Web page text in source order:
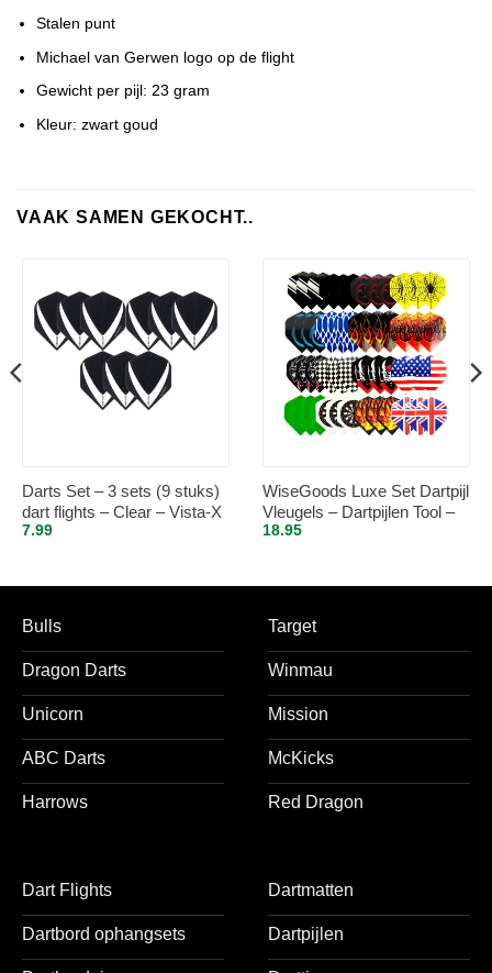
Stalen punt
Michael van Gerwen logo op de flight
Gewicht per pijl: 23 gram
Kleur: zwart goud
VAAK SAMEN GEKOCHT..
Darts Set – 3 sets (9 stuks)
dart flights – Clear – Vista-X
7.99
WiseGoods Luxe Set Dartpijl
Vleugels – Dartpijlen Tool –
Dart Flights – Tools Darts –
18.95
Bulls
Dragon Darts
Unicorn
ABC Darts
Harrows
Target
Winmau
Mission
McKicks
Red Dragon
Dart Flights
Dartbord ophangsets
Dartmatten
Dartpijlen